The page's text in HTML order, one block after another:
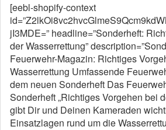
[eebl-shopify-context
jI3MDE=” headline=”Sonderheft:
der Wasserrettung”
Feuerwehr-Magazin: Richtiges
Wasserrettung Umfassende
dem neuen Sonderheft Das
Sonderheft „Richtiges Vorgehen bei
gibt Dir und Deinen Kameraden
Einsatzlagen rund um die